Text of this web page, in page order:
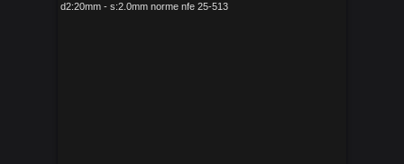
d2:20mm - s:2.0mm norme nfe 25-513